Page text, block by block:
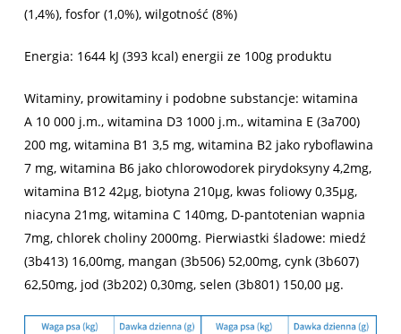
(1,4%), fosfor (1,0%), wilgotność (8%)
Energia: 1644 kJ (393 kcal) energii ze 100g produktu
Witaminy, prowitaminy i podobne substancje: witamina
A 10 000 j.m., witamina D3 1000 j.m., witamina E (3a700)
200 mg, witamina B1 3,5 mg, witamina B2 jako ryboflawina
7 mg, witamina B6 jako chlorowodorek pirydoksyny 4,2mg,
witamina B12 42μg, biotyna 210μg, kwas foliowy 0,35μg,
niacyna 21mg, witamina C 140mg, D-pantotenian wapnia
7mg, chlorek choliny 2000mg. Pierwiastki śladowe: miedź
(3b413) 16,00mg, mangan (3b506) 52,00mg, cynk (3b607)
62,50mg, jod (3b202) 0,30mg, selen (3b801) 150,00 µg.